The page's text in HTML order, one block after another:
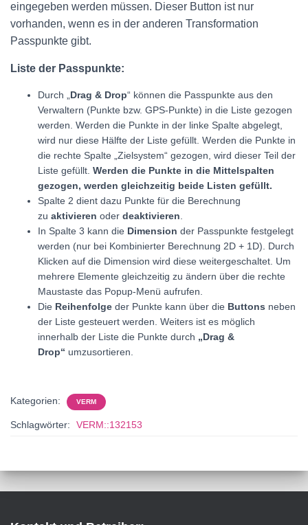
eingegeben werden müssen. Dieser Button ist nur
vorhanden, wenn es in der anderen Transformation
Passpunkte gibt.
Liste der Passpunkte:
Durch „ Drag & Drop“ können die Passpunkte aus den
Verwaltern (Punkte bzw. GPS-Punkte) in die Liste gezogen
werden. Werden die Punkte in der linke Spalte abgelegt,
wird nur diese Hälfte der Liste gefüllt. Werden die Punkte in
die rechte Spalte „Zielsystem“ gezogen, wird dieser Teil der
Liste gefüllt. Werden die Punkte in die Mittelspalten
gezogen, werden gleichzeitig beide Listen gefüllt.
Spalte 2 dient dazu Punkte für die Berechnung
zu aktivieren oder deaktivieren
In Spalte 3 kann die Dimension der Passpunkte festgelegt
werden (nur bei Kombinierter Berechnung 2D + 1D). Durch
Klicken auf die Dimension wird diese weitergeschaltet. Um
mehrere Elemente gleichzeitig zu ändern über die rechte
Maustaste das Popup-Menü aufrufen.
Die Reihenfolge der Punkte kann über die Buttons neben
der Liste gesteuert werden. Weiters ist es möglich
innerhalb der Liste die Punkte durch „Drag &
Drop“ umzusortieren.
Kategorien: VERM
Schlagwörter: VERM::132153